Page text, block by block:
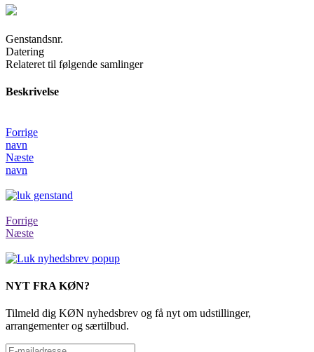
Genstandsnr.
Datering
Relateret til følgende samlinger
Beskrivelse
Forrige
navn
Næste
navn
Forrige
Næste
NYT FRA KØN?
Tilmeld dig KØN nyhedsbrev og få nyt om udstillinger,
arrangementer og særtilbud.